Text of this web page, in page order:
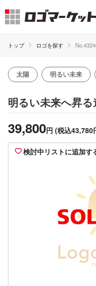
トップ ロゴを探す
太陽 明るい未来
明るい未来へ昇る
39,800円 (税込43,780
検討中リストに追加す